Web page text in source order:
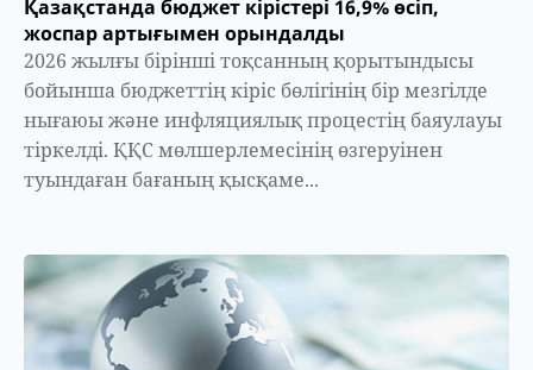
Қазақстанда бюджет кірістері 16,9% өсіп,
жоспар артығымен орындалды
2026 жылғы бірінші тоқсанның қорытындысы
бойынша бюджеттің кіріс бөлігінің бір мезгілде
нығаюы және инфляциялық процестің баяулауы
тіркелді. ҚҚС мөлшерлемесінің өзгеруінен
туындаған бағаның қысқаме...